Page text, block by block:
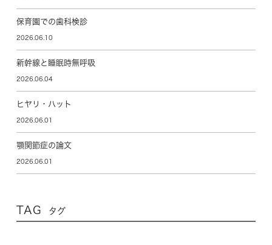
保育園での歯科検診
2026.06.10
新幹線と睡眠時無呼吸
2026.06.04
ヒヤリ・ハット
2026.06.01
顎関節症の論文
2026.06.01
TAG タグ